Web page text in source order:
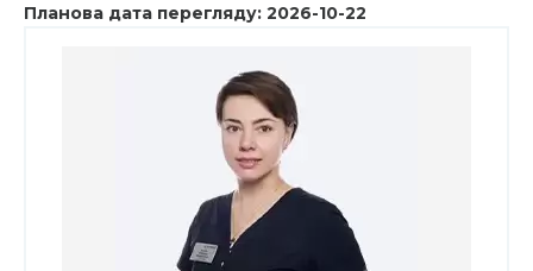
Планова дата перегляду: 2026-10-22